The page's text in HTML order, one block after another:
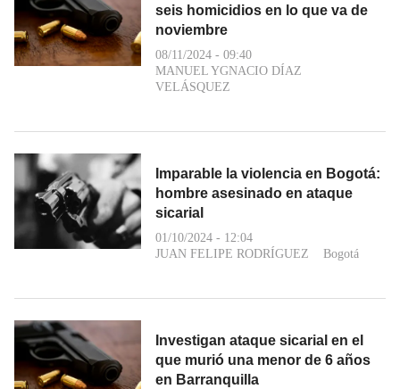
seis homicidios en lo que va de
noviembre
08/11/2024 - 09:40
MANUEL YGNACIO DÍAZ
VELÁSQUEZ
Imparable la violencia en Bogotá:
hombre asesinado en ataque
sicarial
01/10/2024 - 12:04
JUAN FELIPE RODRÍGUEZ
Bogotá
Investigan ataque sicarial en el
que murió una menor de 6 años
en Barranquilla